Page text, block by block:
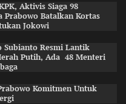
Aktivis Siaga 98
Prabowo Batalkan Kortas
Jokowi
Subianto Resmi Lantik
Putih, Ada 48 Menteri
Komitmen Untuk